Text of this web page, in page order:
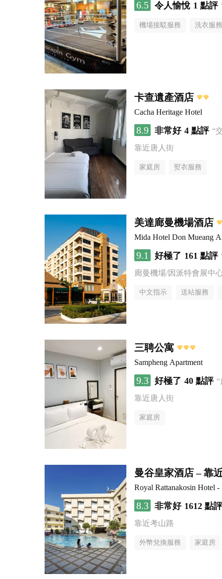
6.5 令人愉悅 1 點評
機場接駁服務 洗衣服務
卡查遺產酒店
Cacha Heritage Hotel
8.9 非常好 4 點評 “
靠近唐人街
家庭房 熨衣服務
美達廊曼機場酒店
Mida Hotel Don Mueang
9.1 好極了 161 點評
廊曼機場/因派特會展中
中文指示 送站服務
三聘公寓
Sampheng Apartment
9.3 好極了 40 點評
靠近唐人街
家庭房
曼谷皇家酒店 – 靠
Royal Rattanakosin Hotel
8.3 非常好 1612 點評
靠近考山路
外幣兌換服務 家庭房